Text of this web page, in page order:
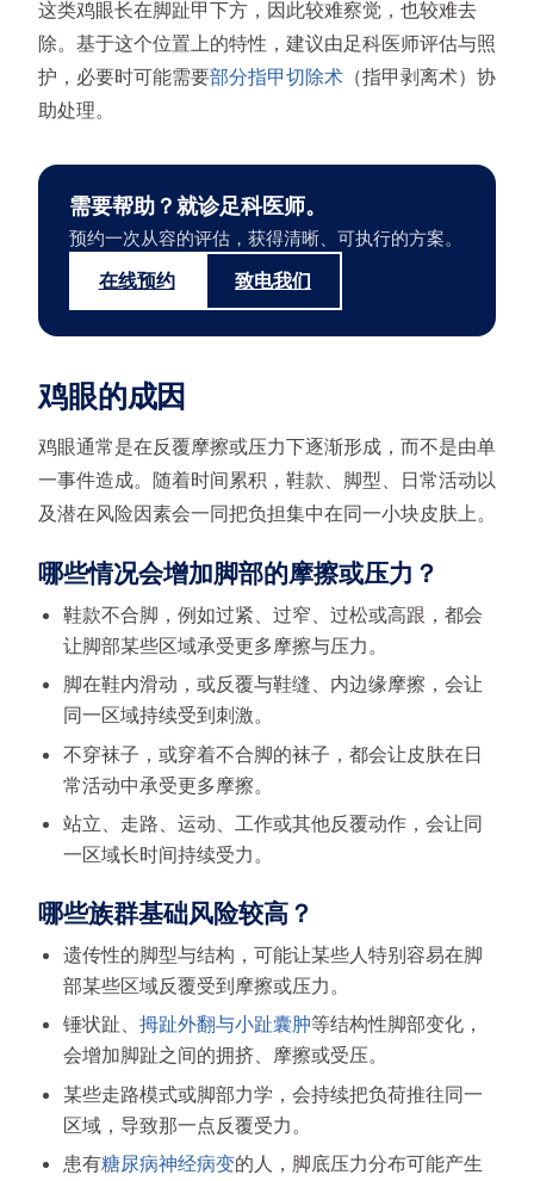
这类鸡眼长在脚趾甲下方，因此较难察觉，也较难去
除。基于这个位置上的特性，建议由足科医师评估与照
护，必要时可能需要部分指甲切除术 （指甲剥离术）协
助处理。
需要帮助？就诊足科医师。
预约一次从容的评估，获得清晰、可执行的方案。
在线预约 致电我们
鸡眼的成因
鸡眼通常是在反覆摩擦或压力下逐渐形成，而不是由单
一事件造成。随着时间累积，鞋款、脚型、日常活动以
及潜在风险因素会一同把负担集中在同一小块皮肤上。
哪些情况会增加脚部的摩擦或压力？
鞋款不合脚，例如过紧、过窄、过松或高跟，都会
让脚部某些区域承受更多摩擦与压力。
脚在鞋内滑动，或反覆与鞋缝、内边缘摩擦，会让
同一区域持续受到刺激。
不穿袜子，或穿着不合脚的袜子，都会让皮肤在日
常活动中承受更多摩擦。
站立、走路、运动、工作或其他反覆动作，会让同
一区域长时间持续受力。
哪些族群基础风险较高？
遗传性的脚型与结构，可能让某些人特别容易在脚
部某些区域反覆受到摩擦或压力。
锤状趾、 拇趾外翻与小趾囊肿等结构性脚部变化，
会增加脚趾之间的拥挤、摩擦或受压。
某些走路模式或脚部力学，会持续把负荷推往同一
区域，导致那一点反覆受力。
患有糖尿病神经病变的人，脚底压力分布可能产生